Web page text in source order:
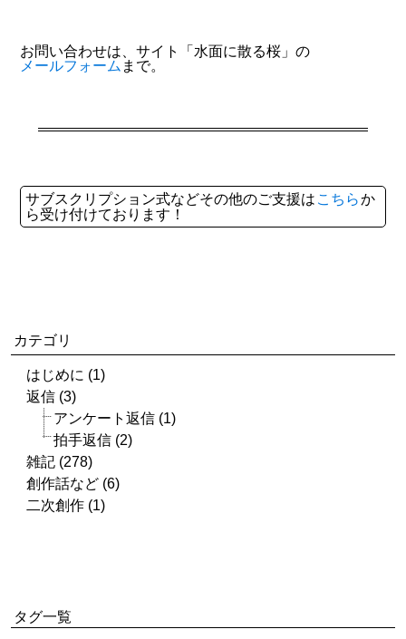
お問い合わせは、サイト「水面に散る桜」の
メールフォーム まで。
サブスクリプション式などその他のご支援は こちらか
ら受け付けております！
カテゴリ
はじめに (1)
返信 (3)
アンケート返信 (1)
拍手返信 (2)
雑記 (278)
創作話など (6)
二次創作 (1)
タグ一覧